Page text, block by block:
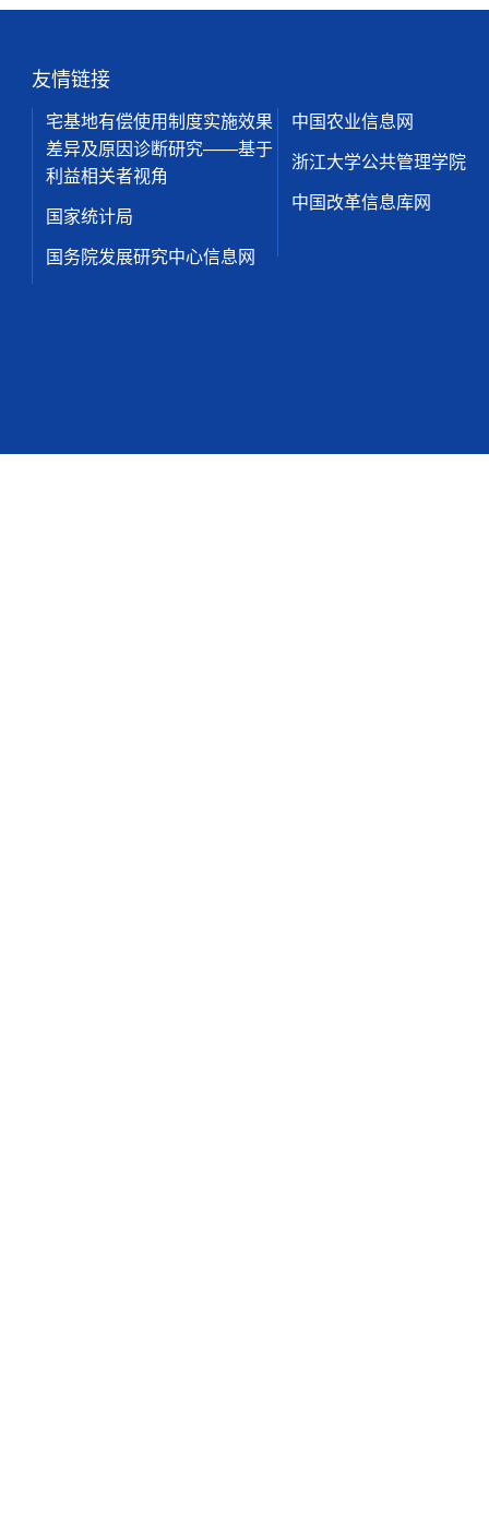
友情链接
宅基地有偿使用制度实施效果
差异及原因诊断研究——基于
利益相关者视角
国家统计局
国务院发展研究中心信息网
中国农业信息网
浙江大学公共管理学院
中国改革信息库网